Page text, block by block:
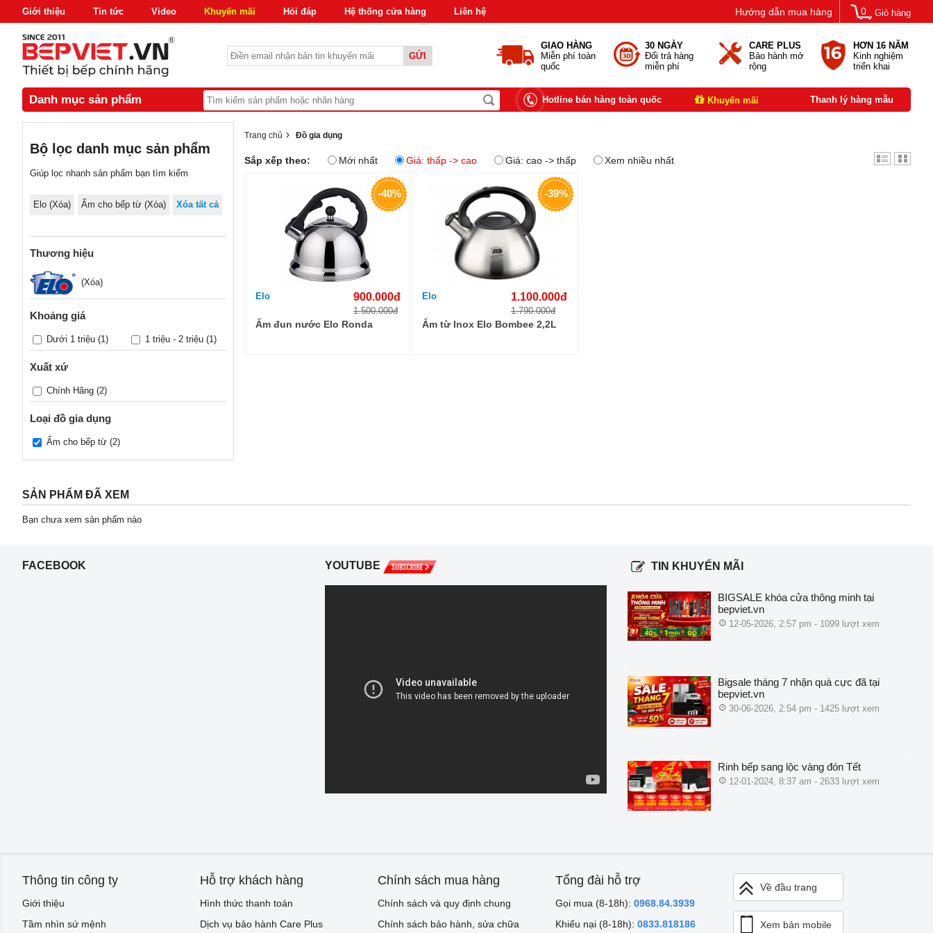
Giới thiệu Tin tức Video Khuyến mãi Hỏi đáp Hệ thống cửa hàng Liên hệ Giỏ hàng
0
Hướng dẫn mua hàng
GỬI
GIAO HÀNG
Miễn phí toàn
quốc
30 NGÀY
Đổi trả hàng
miễn phí
CARE PLUS
Bảo hành mở
rộng
HƠN 16 NĂM
Kinh nghiệm
triển khai
Danh mục sản phẩm Hotline bán hàng toàn quốc Khuyến mãi Thanh lý hàng mẫu
Trang chủ › Đồ gia dụng
Sắp xếp theo: Mới nhất Giá: thấp -> cao Giá: cao -> thấp Xem nhiều nhất
-40%
Elo 900.000đ
1.500.000đ
Ấm đun nước Elo Ronda
-39%
Elo 1.100.000đ
1.790.000đ
Ấm từ Inox Elo Bombee 2,2L
Bộ lọc danh mục sản phẩm
Giúp lọc nhanh sản phẩm bạn tìm kiếm
Elo (Xóa) Ấm cho bếp từ (Xóa) Xóa tất cả
Thương hiệu
(Xóa)
Khoảng giá
Dưới 1 triệu (1) 1 triệu - 2 triệu (1)
Xuất xứ
Chính Hãng (2)
Loại đồ gia dụng
Ấm cho bếp từ (2)
SẢN PHẨM ĐÃ XEM
Bạn chưa xem sản phẩm nào
FACEBOOK YOUTUBE TIN KHUYẾN MÃI
BIGSALE khóa cửa thông minh tại
bepviet.vn
12-05-2026, 2:57 pm - 1099 lượt xem
Bigsale tháng 7 nhận quà cực đã tại
bepviet.vn
30-06-2026, 2:54 pm - 1425 lượt xem
Rinh bếp sang lộc vàng đón Tết
12-01-2024, 8:37 am - 2633 lượt xem
Thông tin công ty
Giới thiệu
Tầm nhìn sứ mệnh
Hỗ trợ khách hàng
Hình thức thanh toán
Dịch vụ bảo hành Care Plus
Chính sách mua hàng
Chính sách và quy định chung
Chính sách bảo hành, sửa chữa
Tổng đài hỗ trợ
Gọi mua (8-18h): 0968.84.3939
Khiếu nại (8-18h): 0833.818186
Về đầu trang
Xem bản mobile